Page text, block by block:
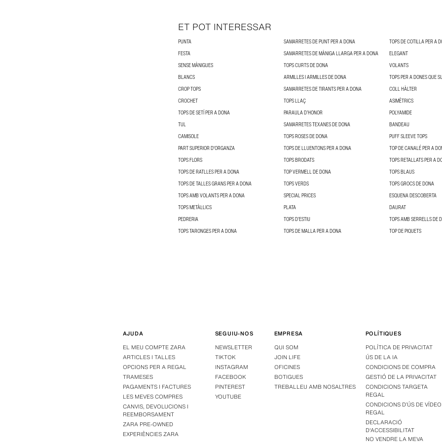
ET POT INTERESSAR
PUNTA SAMARRETES DE PUNT PER A DONA
TOPS DE COTILLA PER A
FESTA
SAMARRETES DE MÀNIGA LLARGA PER A DONA
ELEGANT
SENSE MÀNIGUES
TOPS CURTS DE DONA
VOLANTS
BLANCS
ARMILLES I ARMILLES DE DONA
TOPS PER A DONES QUE
CROP TOPS
SAMARRETES DE TIRANTS PER A DONA
COLL HÀLTER
CROCHET
TOPS LLAÇ
ASIMÈTRICS
TOPS DE SETÍ PER A DONA
PARAULA D’HONOR
POLYAMIDE
TUL
SAMARRETES TEXANES DE DONA
BANDEAU
CAMISOLE
TOPS ROSES DE DONA
PUFF SLEEVE TOPS
PART SUPERIOR D'ORGANZA
TOPS DE LLUENTONS PER A DONA
TOP DE CANALÉ PER A
TOPS FLORS
TOPS BRODATS
TOPS RETALLATS PER A
TOPS DE RATLLES PER A DONA
TOP VERMELL DE DONA
TOPS BLAUS
TOPS DE TALLES GRANS PER A DONA
TOPS VERDS
TOPS GROCS DE DONA
TOPS AMB VOLANTS PER A DONA
SPECIAL PRICES
ESQUENA DESCOBERTA
TOPS METÀL·LICS
PLATA
DAURAT
PEDRERIA
TOPS D’ESTIU
TOPS AMB SERRELLS DE
TOPS TARONGES PER A DONA
TOPS DE MALLA PER A DONA TOP DE PIQUETS
AJUDA
EL MEU COMPTE ZARA
ARTICLES I TALLES
OPCIONS PER A REGAL
TRAMESES
PAGAMENTS I FACTURES
LES MEVES COMPRES
CANVIS, DEVOLUCIONS I
REEMBORSAMENT
ZARA PRE-OWNED
EXPERIÈNCIES ZARA
SEGUIU-NOS
NEWSLETTER
TIKTOK
INSTAGRAM
FACEBOOK
PINTEREST
YOUTUBE
EMPRESA
QUI SOM
JOIN LIFE
OFICINES
BOTIGUES
TREBALLEU AMB NOSALTRES
POLÍTIQUES
POLÍTICA DE PRIVACITAT
ÚS DE LA IA
CONDICIONS DE COMPRA
GESTIÓ DE LA PRIVACITAT
CONDICIONS TARGETA
REGAL
CONDICIONS D’ÚS DE VÍDEO
REGAL
DECLARACIÓ
D'ACCESSIBILITAT
NO VENDRE LA MEVA